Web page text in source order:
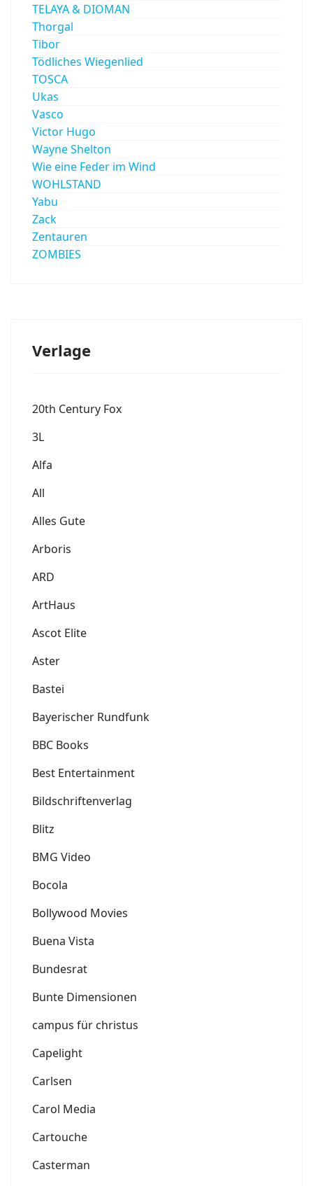
TELAYA & DIOMAN
Thorgal
Tibor
Tödliches Wiegenlied
TOSCA
Ukas
Vasco
Victor Hugo
Wayne Shelton
Wie eine Feder im Wind
WOHLSTAND
Yabu
Zack
Zentauren
ZOMBIES
Verlage
20th Century Fox
3L
Alfa
All
Alles Gute
Arboris
ARD
ArtHaus
Ascot Elite
Aster
Bastei
Bayerischer Rundfunk
BBC Books
Best Entertainment
Bildschriftenverlag
Blitz
BMG Video
Bocola
Bollywood Movies
Buena Vista
Bundesrat
Bunte Dimensionen
campus für christus
Capelight
Carlsen
Carol Media
Cartouche
Casterman